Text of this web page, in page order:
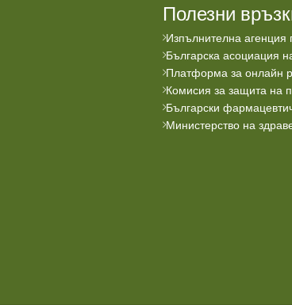
Полезни
Изпълнителна агенция
Българска асоциация
Платформа за онлайн
Комисия за защита на
Български
Министерство на